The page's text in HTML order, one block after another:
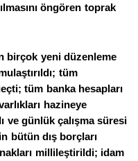
öngören toprak
birçok yeni düzenleme
tüm
tüm banka hesapları
hazineye
ve günlük çalışma süresi
bütün dış borçları
millileştirildi; idam